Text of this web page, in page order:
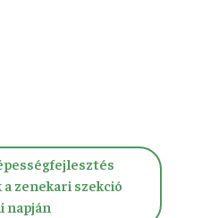
zenekari szekció
napján